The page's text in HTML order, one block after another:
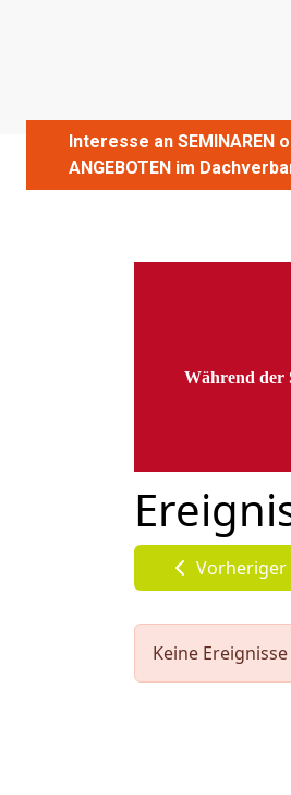
Interesse an SEMINAREN
ANGEBOTEN im
Während der
Vorheriger
Keine Ereignisse